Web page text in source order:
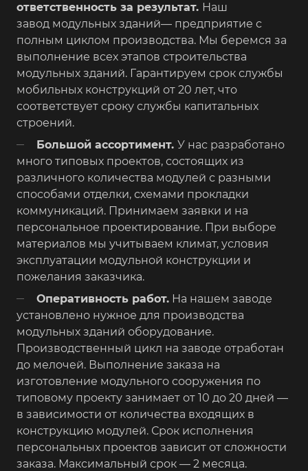
ответственность за результат. Наш
завод модульных зданий— предприятие с
полным циклом производства. Мы беремся за
выполнение всех этапов строительства
модульных зданий. Гарантируем срок службы
мобильных конструкций от 20 лет, что
соответствует сроку службы капитальных
строений.
Большой ассортимент. У нас разработано
много типовых проектов, состоящих из
различного количества модулей с разными
способами отделки, схемами прокладки
коммуникаций. Принимаем заявки и на
персональное проектирование. При выборе
материалов мы учитываем климат, условия
эксплуатации модульной конструкции и
пожелания заказчика.
Оперативность работ. На нашем заводе
установлено нужное для производства
модульных зданий оборудование.
Производственный цикл на заводе отработан
до мелочей. Выполнение заказа на
изготовление модульного сооружения по
типовому проекту занимает от 10 до 20 дней —
в зависимости от количества входящих в
конструкцию модулей. Срок исполнения
персональных проектов зависит от сложности
заказа. Максимальный срок — 2 месяца.